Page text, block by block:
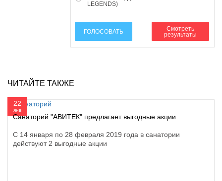
LEGENDS)
ГОЛОСОВАТЬ
Смотреть
результаты
ЧИТАЙТЕ ТАКЖЕ
22
янв
Санаторий "АВИТЕК" предлагает выгодные акции
С 14 января по 28 февраля 2019 года в санатории
действуют 2 выгодные акции